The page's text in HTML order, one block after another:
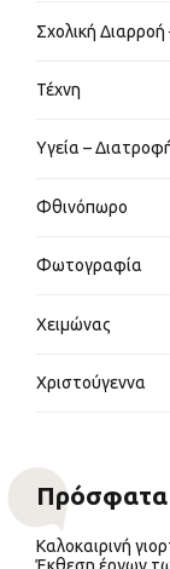
Σχολική
Τέχνη
Υγεία –
Φθινόπωρο
Φωτογραφία
Χειμώνας
Χριστούγεννα
Καλοκαιρινή